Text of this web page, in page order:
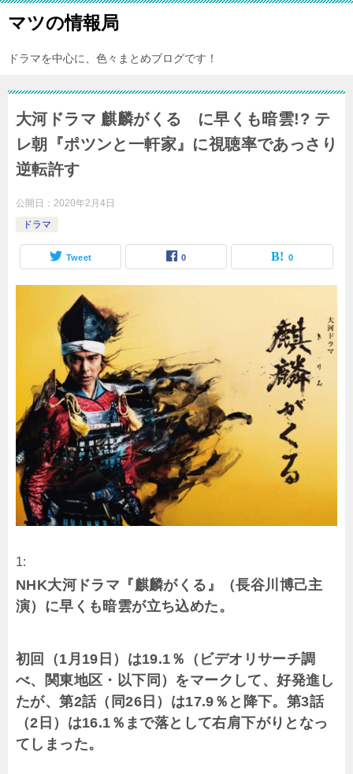
マツの情報局
ドラマを中心に、色々まとめブログです！
大河ドラマ 麒麟がくる に早くも暗雲!? テ
レ朝『ポツンと一軒家』に視聴率であっさり
逆転許す
公開日： 2020年2月4日
ドラマ
Tweet 0 0
1:
NHK大河ドラマ『麒麟がくる』（長谷川博己主
演）に早くも暗雲が立ち込めた。
初回（1月19日）は19.1％（ビデオリサーチ調
べ、関東地区・以下同）をマークして、好発進し
たが、第2話（同26日）は17.9％と降下。第3話
（2日）は16.1％まで落として右肩下がりとなっ
てしまった。